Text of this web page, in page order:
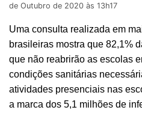
de Outubro de 2020 às 13h17
Uma consulta realizada em
brasileiras mostra que 82,1%
que não reabrirão as escolas
condições sanitárias
atividades presenciais nas
a marca dos 5,1 milhões de